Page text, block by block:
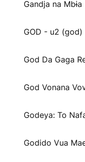
Gandja na
GOD - u2 (god)
God Da Gaga
God Vonana
Godeya: To
Godido Vua